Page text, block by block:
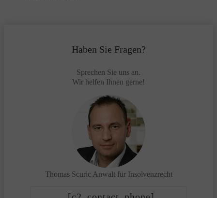
Haben Sie Fragen?
Sprechen Sie uns an.
Wir helfen Ihnen gerne!
Thomas Scuric Anwalt für Insolvenzrecht